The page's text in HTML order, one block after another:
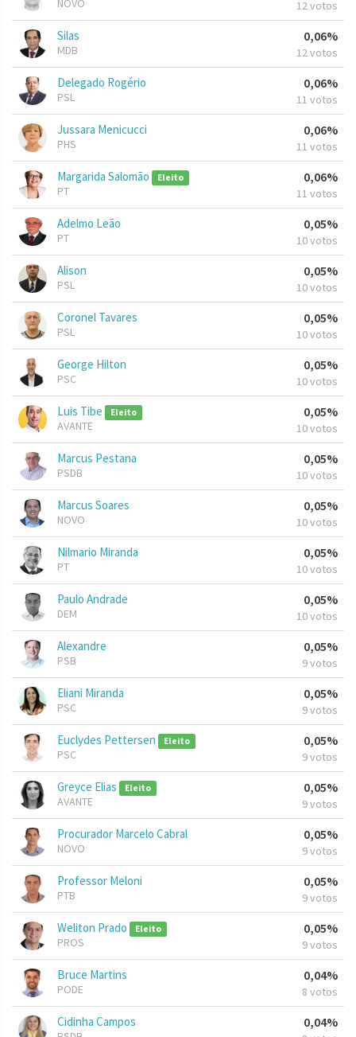
NOVO 12 votos
Silas
MDB
0,06%
12 votos
Delegado Rogério
PSL
0,06%
11 votos
Jussara Menicucci
PHS
0,06%
11 votos
Margarida Salomão Eleito
PT
0,06%
11 votos
Adelmo Leão
PT
0,05%
10 votos
Alison
PSL
0,05%
10 votos
Coronel Tavares
PSL
0,05%
10 votos
George Hilton
PSC
0,05%
10 votos
Luis Tibe Eleito
AVANTE
0,05%
10 votos
Marcus Pestana
PSDB
0,05%
10 votos
Marcus Soares
NOVO
0,05%
10 votos
Nilmario Miranda
PT
0,05%
10 votos
Paulo Andrade
DEM
0,05%
10 votos
Alexandre
PSB
0,05%
9 votos
Eliani Miranda
PSC
0,05%
9 votos
Euclydes Pettersen Eleito
PSC
0,05%
9 votos
Greyce Elias Eleito
AVANTE
0,05%
9 votos
Procurador Marcelo Cabral
NOVO
0,05%
9 votos
Professor Meloni
PTB
0,05%
9 votos
Weliton Prado Eleito
PROS
0,05%
9 votos
Bruce Martins
PODE
0,04%
8 votos
Cidinha Campos 0,04%